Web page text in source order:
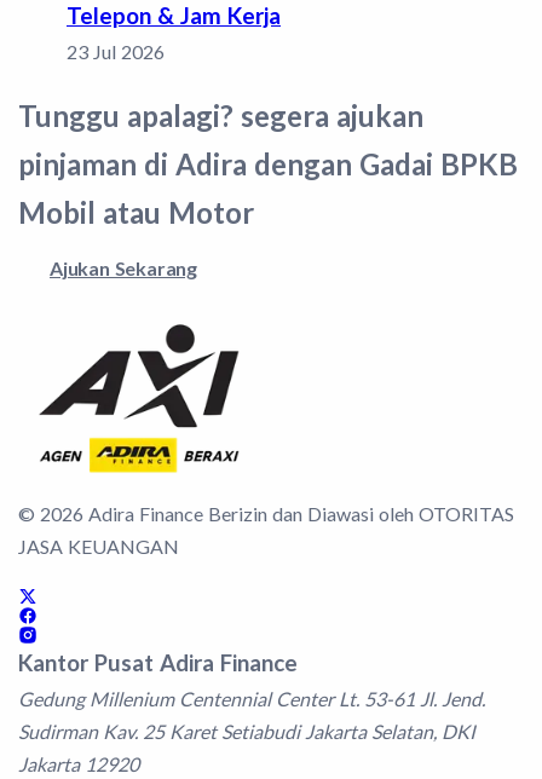
Telepon & Jam Kerja
23 Jul 2026
Tunggu apalagi? segera ajukan
pinjaman di Adira dengan Gadai BPKB
Mobil atau Motor
Ajukan Sekarang
© 2026 Adira Finance Berizin dan Diawasi oleh OTORITAS
JASA KEUANGAN
Kantor Pusat Adira Finance
Gedung Millenium Centennial Center Lt. 53-61 Jl. Jend.
Sudirman Kav. 25 Karet Setiabudi Jakarta Selatan, DKI
Jakarta 12920